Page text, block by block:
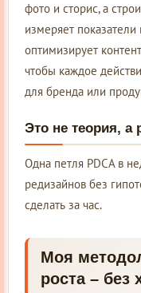
фото и сторис, а
измеряет
оптимизирует
чтобы каждое
для бренда или
Это не теория, а
Одна петля PDCA в
редизайнов без
сделать за час.
Моя
роста – без